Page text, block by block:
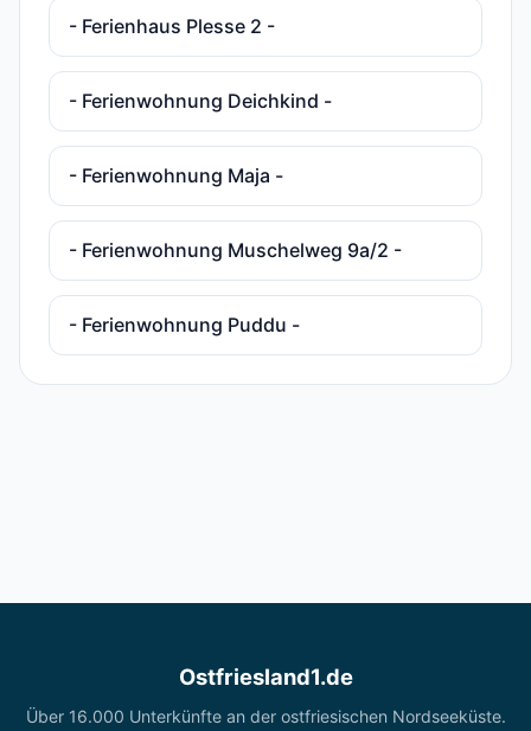
- Ferienhaus Plesse 2 -
- Ferienwohnung Deichkind -
- Ferienwohnung Maja -
- Ferienwohnung Muschelweg 9a/2 -
- Ferienwohnung Puddu -
Ostfriesland1.de
Über 16.000 Unterkünfte an der ostfriesischen Nordseeküste.